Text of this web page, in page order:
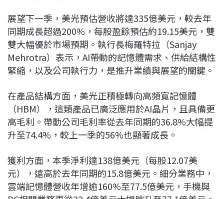
展望下一季，美光預估營收將達335億美元，較去年
同期成長超過200%，每股盈餘預估約19.15美元，雙
雙大幅優於市場預期。執行長梅羅特拉（Sanjay
Mehrotra）表示，AI帶動的記憶體需求、供給結構性
緊縮，以及公司執行力，是推升業績與展望的關鍵。
在產品結構方面，美光正積極轉向高頻寬記憶體
（HBM），這類產品已廣泛應用於AI晶片，且具備更
高毛利。帶動公司毛利率從去年同期的36.8%大幅提
升至74.4%，較上一季的56%也顯著成長。
獲利方面，本季淨利達138億美元（每股12.07美
元），遠高於去年同期的15.8億美元。細分業務中，
雲端記憶體營收年增逾160%至77.5億美元，手機與